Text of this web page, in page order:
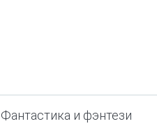
Фантастика и фэнтези